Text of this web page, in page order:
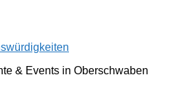
& Events in Oberschwaben